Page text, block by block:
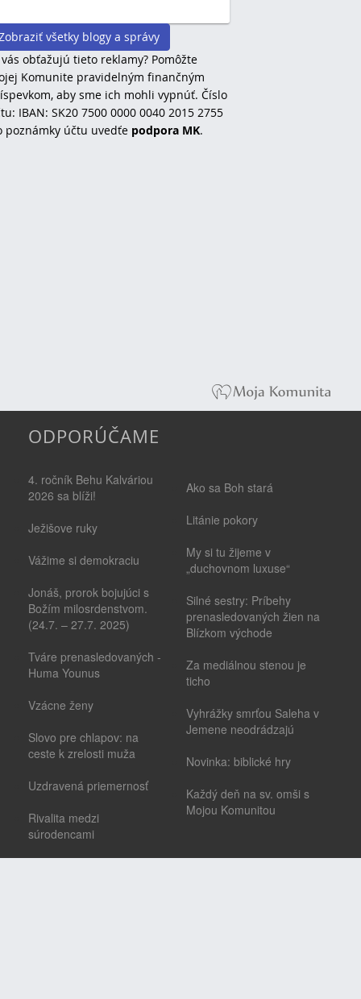
všetky blogy a správy
obťažujú tieto reklamy? Pomôžte
Komunite pravidelným finančným
aby sme ich mohli vypnúť. Číslo
IBAN: SK20 7500 0000 0040 2015 2755
poznámky účtu uvedťe podpora MK.
ODPORÚČAME
4. ročník Behu Kalváriou
2026 sa blíži!
Ježišove ruky
Vážime si demokraciu
Jonáš, prorok bojujúci s
Božím milosrdenstvom.
(24.7. – 27.7. 2025)
Tváre prenasledovaných -
Huma Younus
Vzácne ženy
Slovo pre chlapov: na
ceste k zrelosti muža
Uzdravená priemernosť
Rivalita medzi
súrodencami
Ako sa Boh stará
Litánie pokory
My si tu žijeme v
„duchovnom luxuse“
Silné sestry: Príbehy
prenasledovaných žien na
Blízkom východe
Za mediálnou stenou je
ticho
Vyhrážky smrťou Saleha v
Jemene neodrádzajú
Novinka: biblické hry
Každý deň na sv. omši s
Mojou Komunitou